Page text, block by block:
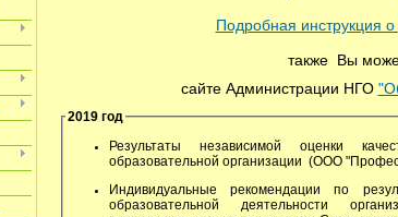
Подробная инструкция о
также Вы
сайте Администрации НГО
2019 год
Результаты независимой оценки
образовательной организации (ООО
Индивидуальные рекомендации по
образовательной деятельности